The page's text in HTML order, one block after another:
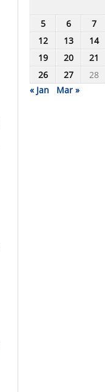
5
6 7
12
13 14
19
20 21
26
27
28
« Jan
Mar »